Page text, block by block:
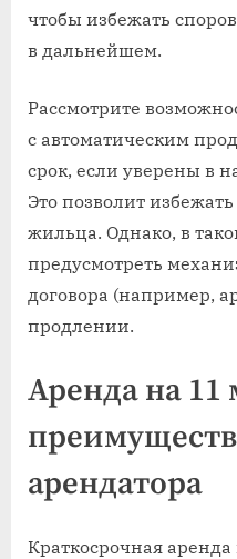
чтобы избежать
в дальнейшем.
Рассмотрите
с автоматическим
срок, если уверены в
Это позволит
жильца. Однако, в
предусмотреть
договора (например,
продлении.
Аренда на 11
арендатора
Краткосрочная